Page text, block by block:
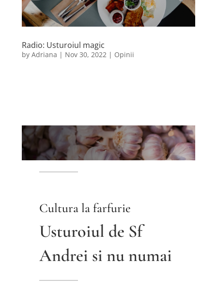
Radio: Usturoiul magic
by Adriana | Nov 30, 2022| Opinii
Cultura la farfurie
Usturoiul de Sf
Andrei si nu numai